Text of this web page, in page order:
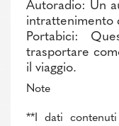
Autoradio: Un
intrattenimento
Portabici:
trasportare
il viaggio.
Note
**I dati